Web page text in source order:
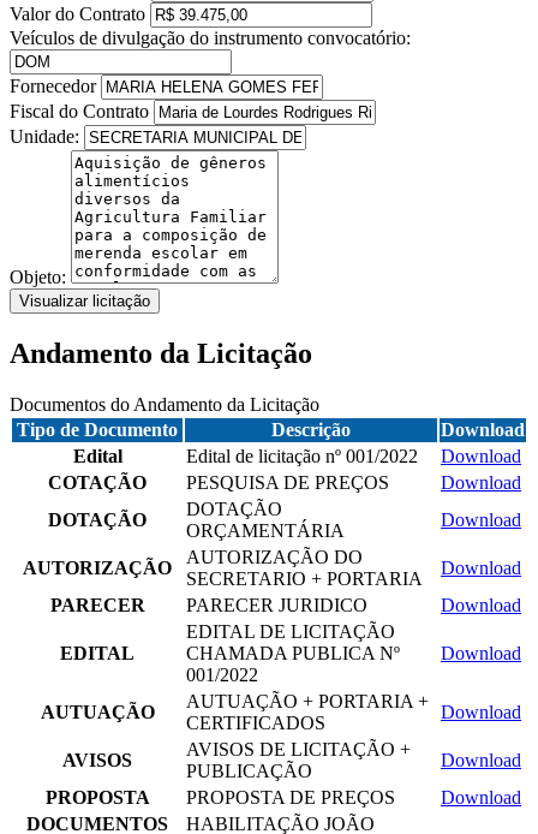
Valor do Contrato
Veículos de divulgação do instrumento convocatório:
Fornecedor
Fiscal do Contrato
Unidade:
Objeto:
Visualizar licitação
Andamento da Licitação
Documentos do Andamento da Licitação
Tipo de Documento
Descrição
Download
Edital
Edital de licitação nº 001/2022
Download
COTAÇÃO
PESQUISA DE PREÇOS
Download
DOTAÇÃO
DOTAÇÃO
ORÇAMENTÁRIA
Download
AUTORIZAÇÃO
AUTORIZAÇÃO DO
SECRETARIO + PORTARIA
Download
PARECER
PARECER JURIDICO Download
EDITAL
EDITAL DE LICITAÇÃO
CHAMADA PUBLICA Nº
001/2022
Download
AUTUAÇÃO
AUTUAÇÃO + PORTARIA +
CERTIFICADOS
Download
AVISOS
AVISOS DE LICITAÇÃO +
PUBLICAÇÃO
Download
PROPOSTA
PROPOSTA DE PREÇOS
Download
DOCUMENTOS
HABILITAÇÃO JOÃO